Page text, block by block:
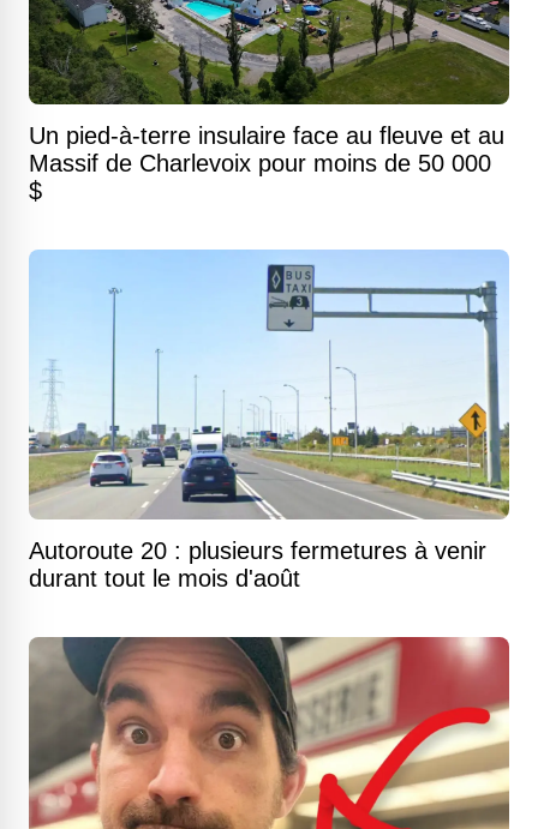
Un pied-à-terre insulaire face au fleuve et au
Massif de Charlevoix pour moins de 50 000
$
Autoroute 20 : plusieurs fermetures à venir
durant tout le mois d'août